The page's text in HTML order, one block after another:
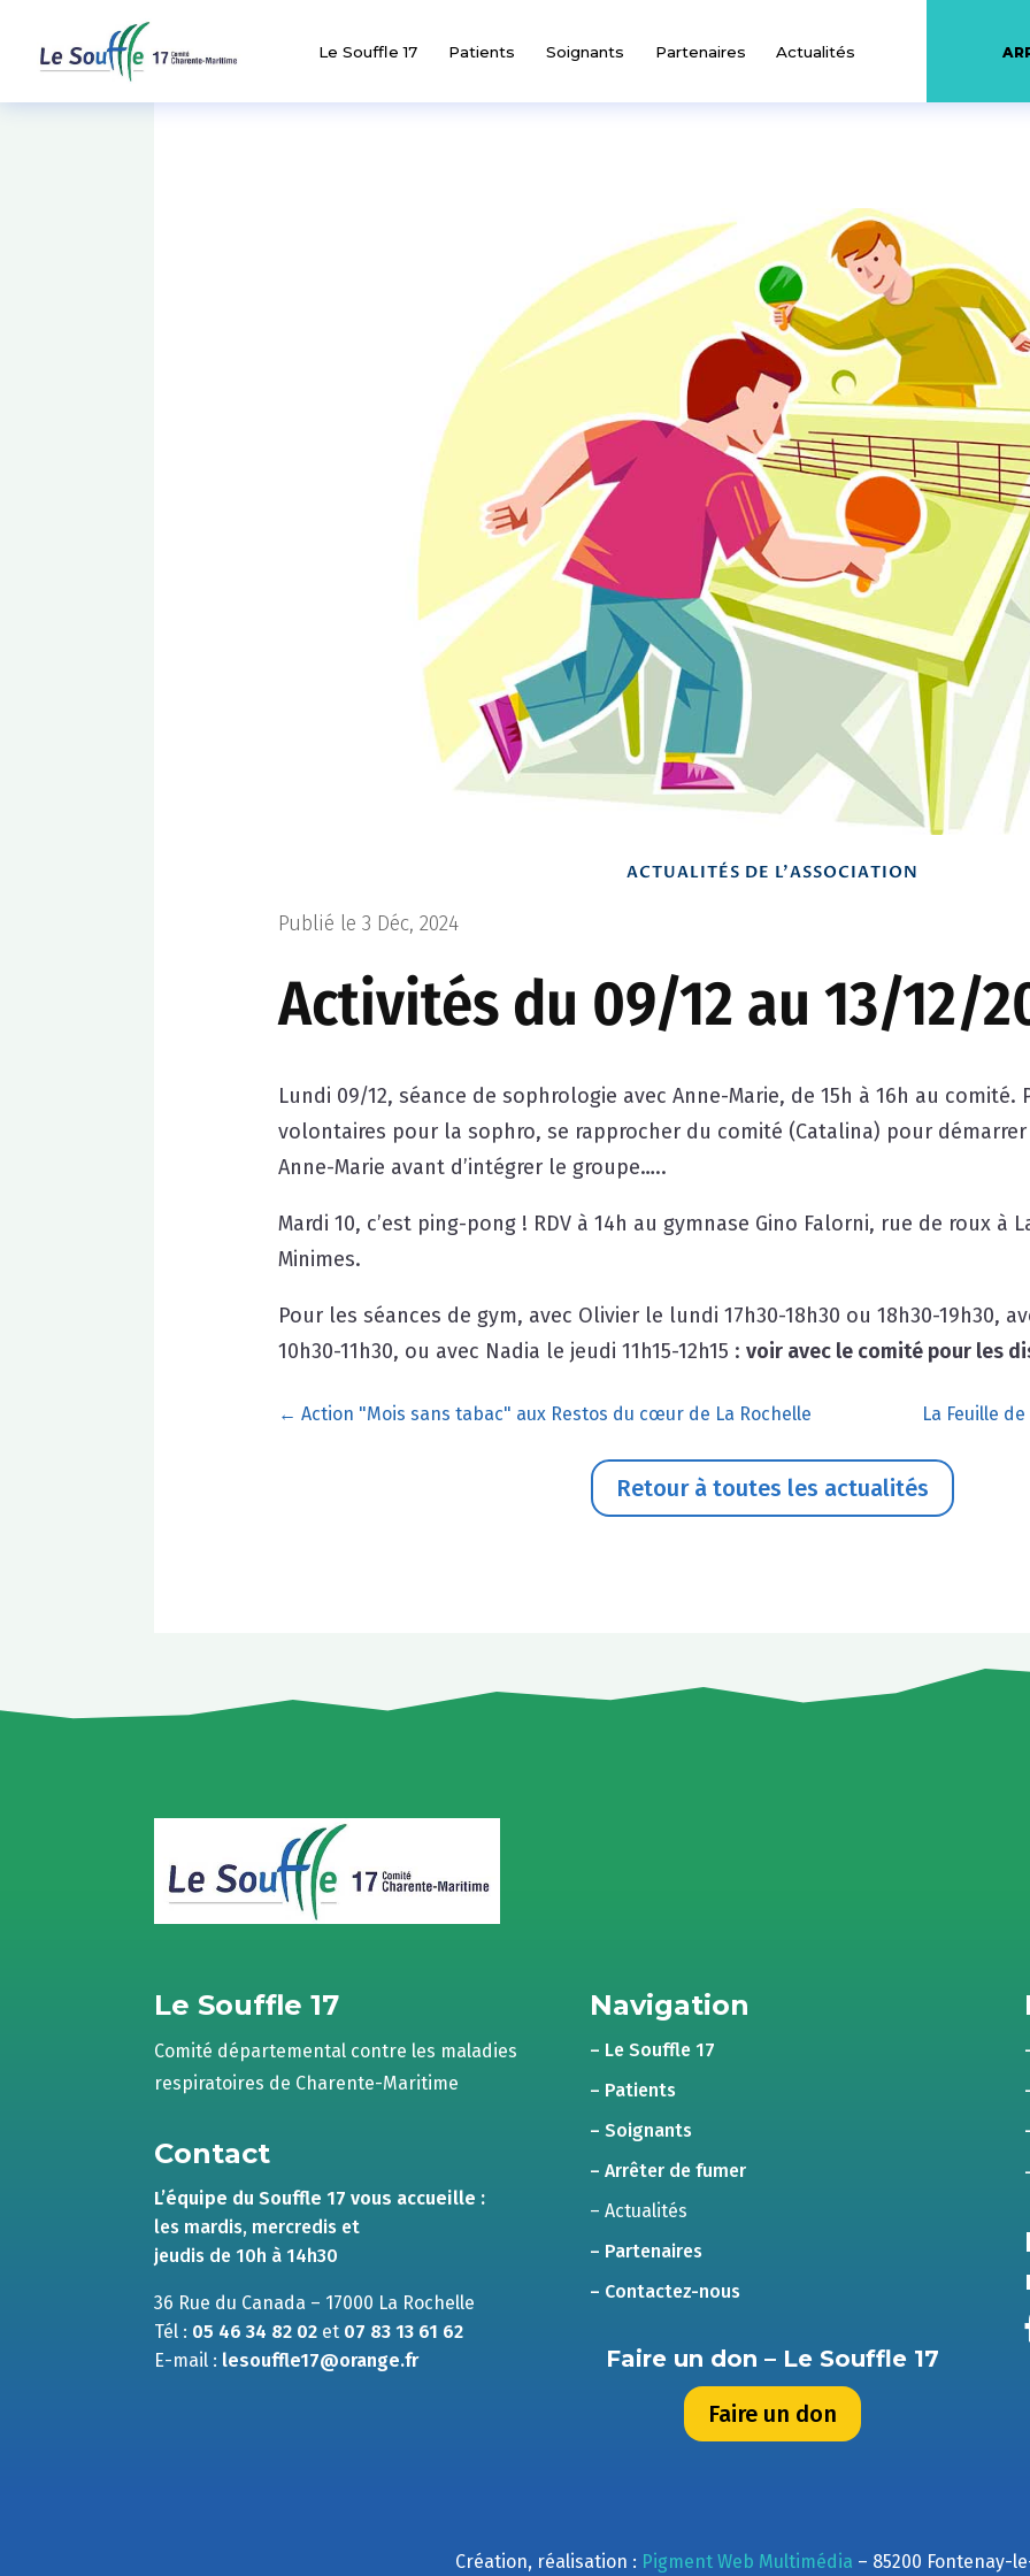
Le Souffle 17 Patients Soignants Partenaires Actualités
ACTUALITÉS DE L'ASSOCIATION
Publié le 3 Déc, 2024
Activités du 09/12 au 13/12/
Lundi 09/12, séance de sophrologie avec Anne-Marie, de 15h à 16h au comité.
volontaires pour la sophro, se rapprocher du comité (Catalina) pour
Anne-Marie avant d’intégrer le groupe…..
Mardi 10, c’est ping-pong ! RDV à 14h au gymnase Gino Falorni, rue de roux à
Minimes.
Pour les séances de gym, avec Olivier le lundi 17h30-18h30 ou 18h30-19h30,
10h30-11h30, ou avec Nadia le jeudi 11h15-12h15 : voir avec le comité pour les
← Action "Mois sans tabac" aux Restos du cœur de La Rochelle La Feuille
Retour à toutes les actualités
Le Souffle 17
Comité départemental contre les maladies
respiratoires de Charente-Maritime
Contact
L’équipe du Souffle 17 vous accueille :
les mardis, mercredis et
jeudis de 10h à 14h30
36 Rue du Canada – 17000 La Rochelle
Tél : 05 46 34 82 02 et 07 83 13 61 62
E-mail : lesouffle17@orange.fr
Navigation
– Le Souffle 17
– Patients
– Soignants
– Arrêter de fumer
– Actualités
– Partenaires
– Contactez-nous
Faire un don – Le Souffle 17
Faire un don
Création, réalisation : Pigment Web Multimédia – 85200 Fontenay-